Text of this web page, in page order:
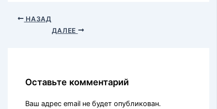
НАЗАД
ДАЛЕЕ
Оставьте комментарий
Ваш адрес email не будет опубликован.